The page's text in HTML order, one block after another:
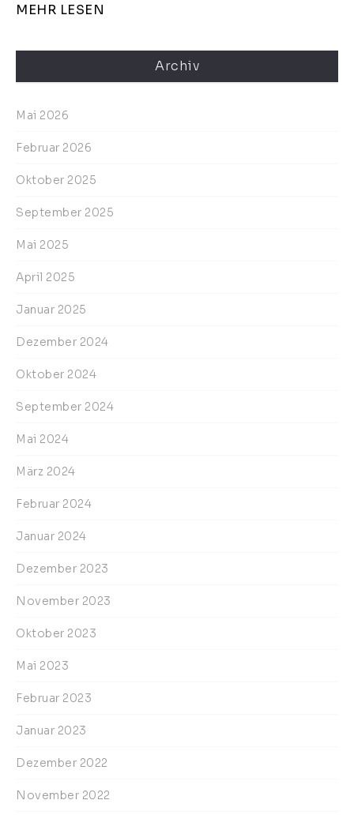
MEHR LESEN
Archiv
Mai 2026
Februar 2026
Oktober 2025
September 2025
Mai 2025
April 2025
Januar 2025
Dezember 2024
Oktober 2024
September 2024
Mai 2024
März 2024
Februar 2024
Januar 2024
Dezember 2023
November 2023
Oktober 2023
Mai 2023
Februar 2023
Januar 2023
Dezember 2022
November 2022